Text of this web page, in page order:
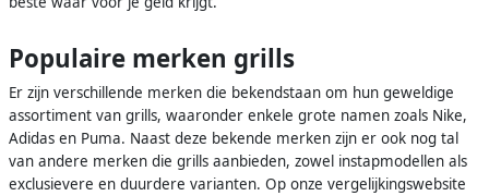
Populaire merken grills
Er zijn verschillende merken die bekendstaan om hun geweldige
assortiment van grills, waaronder enkele grote namen zoals Nike,
Adidas en Puma. Naast deze bekende merken zijn er ook nog tal
van andere merken die grills aanbieden, zowel instapmodellen als
exclusievere en duurdere varianten. Op onze vergelijkingswebsite